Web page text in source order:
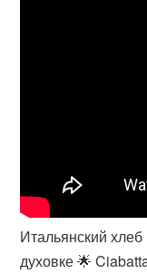
Итальянский
духовке 🌟